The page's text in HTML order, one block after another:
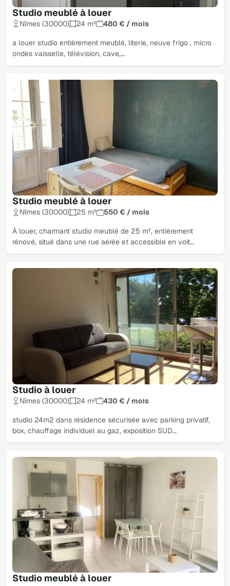
Studio meublé à louer
Nîmes (30000) 24 m² 480 € / mois
a louer studio entièrement meublé, literie, neuve frigo , micro
ondes vaisselle, télévision, cave,…
Studio meublé à louer
Nîmes (30000) 25 m² 550 € / mois
À louer, charmant studio meublé de 25 m², entièrement
rénové, situé dans une rue aérée et accessible en voit…
Studio à louer
Nîmes (30000) 24 m² 430 € / mois
studio 24m2 dans résidence sécurisée avec parking privatif,
box, chauffage individuel au gaz, exposition SUD…
Studio meublé à louer